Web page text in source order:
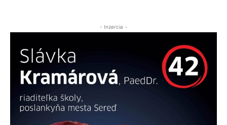
- Inzercia -